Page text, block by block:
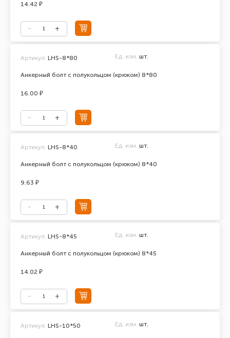
14.42 ₽
Анкерный болт с полукольцом (крюком) 8*80
Артикул: LHS-8*80 Ед. изм. шт.
16.00 ₽
Анкерный болт с полукольцом (крюком) 8*40
Артикул: LHS-8*40 Ед. изм. шт.
9.63 ₽
Анкерный болт с полукольцом (крюком) 8*45
Артикул: LHS-8*45 Ед. изм. шт.
14.02 ₽
Артикул: LHS-10*50 Ед. изм. шт.